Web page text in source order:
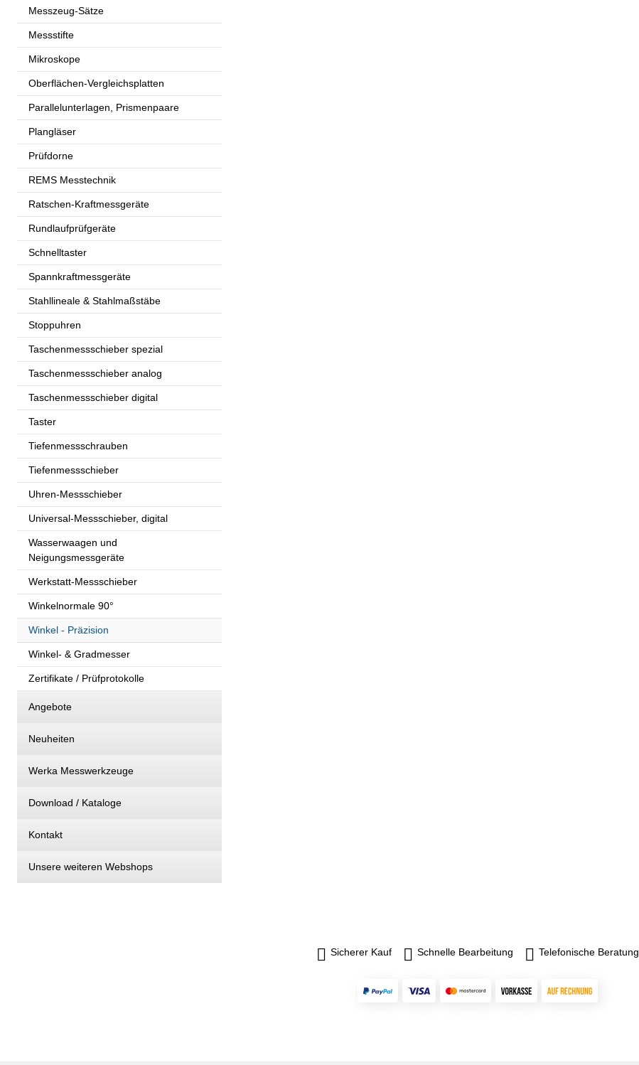
Messzeug-Sätze
Messstifte
Mikroskope
Oberflächen-Vergleichsplatten
Parallelunterlagen, Prismenpaare
Plangläser
Prüfdorne
REMS Messtechnik
Ratschen-Kraftmessgeräte
Rundlaufprüfgeräte
Schnelltaster
Spannkraftmessgeräte
Stahllineale & Stahlmaßstäbe
Stoppuhren
Taschenmessschieber spezial
Taschenmessschieber analog
Taschenmessschieber digital
Taster
Tiefenmessschrauben
Tiefenmessschieber
Uhren-Messschieber
Universal-Messschieber, digital
Wasserwaagen und
Neigungsmessgeräte
Werkstatt-Messschieber
Winkelnormale 90°
Winkel - Präzision
Winkel- & Gradmesser
Zertifikate / Prüfprotokolle
Angebote
Neuheiten
Werka Messwerkzeuge
Download / Kataloge
Kontakt
Unsere weiteren Webshops
Sicherer Kauf Schnelle Bearbeitung Telefonische Beratung